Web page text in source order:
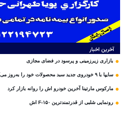
آخرین اخبار
بازاری زیرزمینی و پرسود در فضای مجازی
سایپا با ۹ خودروی جدید سبد محصولات خود را به‌روز می‌کند
مارکوس مارتینا آخرین خودرو اش را روانه بازار کرد
رونمایی شلبی از قدرتمندترین F-۱۵۰ اش